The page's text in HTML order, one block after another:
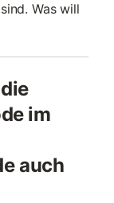
Was will
im
auch